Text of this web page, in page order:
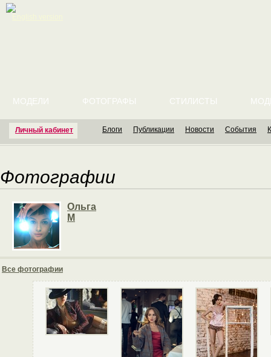
Личный кабинет
МОДЕЛИ ФОТОГРАФЫ СТИЛИСТЫ
Блоги Публикации Новости События
Фотографии
Ольга
М
Все фотографии